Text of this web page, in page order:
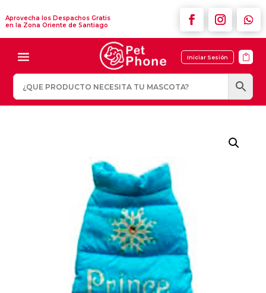
Aprovecha los Despachos Gratis
en la Zona Oriente de Santiago
Iniciar Sesión 